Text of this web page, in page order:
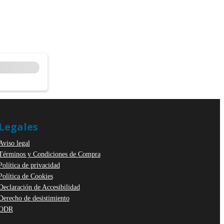
legal
y Condiciones de Compra
de privacidad
de Cookies
de Accesibilidad
de desistimiento